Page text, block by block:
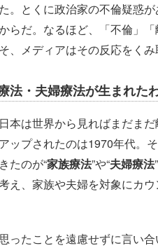
。とくに政治家の不倫疑惑
らだ。なるほど、「不倫」
、メディアはその反応をく
法・夫婦療法が生まれた
本は世界から見ればまだま
ップされたのは1970年代。
たのが“家族療法”や“夫婦療法
え、家族や夫婦を対象にカ
ったことを遠慮せずに言い